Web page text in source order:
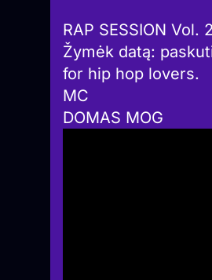
RAP SESSION
Žymėk datą:
for hip hop lovers.
MC
DOMAS MOG